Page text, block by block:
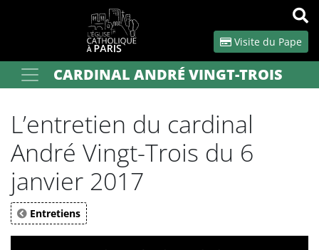
Visite du Pape
Votre recherche OK
CARDINAL ANDRÉ VINGT-TROIS
L’entretien du cardinal
André Vingt-Trois du 6
janvier 2017
Entretiens
Panneau de gestion des cookies